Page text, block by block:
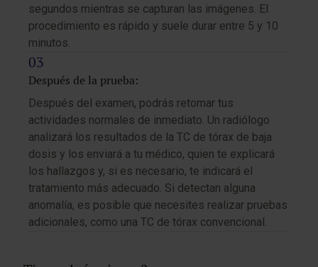
segundos mientras se capturan las imágenes. El
procedimiento es rápido y suele durar entre 5 y 10
minutos.
Después de la prueba:
Después del examen, podrás retomar tus
actividades normales de inmediato. Un radiólogo
analizará los resultados de la TC de tórax de baja
dosis y los enviará a tu médico, quien te explicará
los hallazgos y, si es necesario, te indicará el
tratamiento más adecuado. Si detectan alguna
anomalía, es posible que necesites realizar pruebas
adicionales, como una TC de tórax convencional.